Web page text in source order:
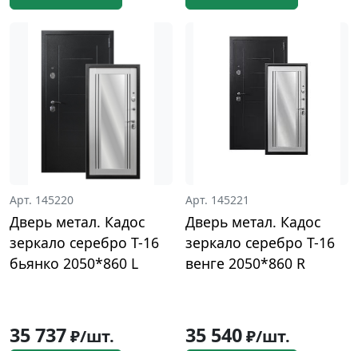
Арт. 145220
Дверь метал. Кадос
зеркало серебро Т-16
бьянко 2050*860 L
35 737₽/шт.
Арт. 145221
Дверь метал. Кадос
зеркало серебро Т-16
венге 2050*860 R
35 540₽/шт.